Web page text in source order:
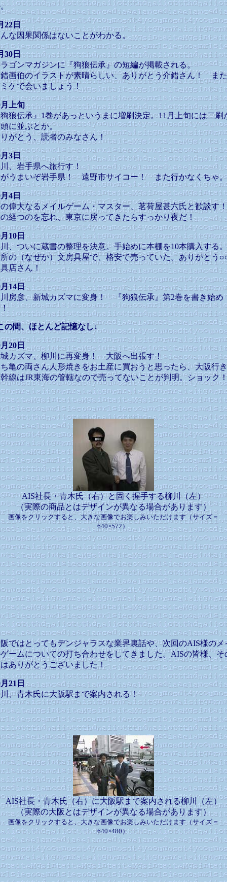
22日
な因果関係はないことがわかる。
30日
ゴンマガジンに『狗狼伝承』の短編が掲載される。
画伯のイラストが素晴らしい、ありがとう介錯さん！ また
ケで会いましょう！
上旬
狼伝承』1巻があっというまに増刷決定。11月上旬には二刷
に並ぶとか。
がとう、読者のみなさん！
3日
、岩手県へ旅行す！
うまいぞ岩手県！ 遠野市サイコー！ また行かなくちゃ。
4日
偉大なるメイルゲーム・マスター、茗荷屋甚六氏と歓談す！
経つのを忘れ、東京に戻ってきたらすっかり夜だ！
10日
、ついに蔵書の整理を決意。手始めに本棚を10本購入する。
の（なぜか）文房具屋で、格安で売っていた。ありがとう
店さん！
14日
房彦、新城カズマに変身！ 『狗狼伝承』第2巻を書き始め
の間、ほとんど記憶なし↓
20日
カズマ、柳川に再変身！ 大阪へ出張す！
亀の両さん人形焼きをお土産に買おうと思ったら、大阪行き
線はJR東海の管轄なので売ってないことが判明。ショック
AIS社長・青木氏（右）と固く握手する柳川（左）
（実際の商品とはデザインが異なる場合があります）
画像をクリックすると、大きな画像でお楽しみいただけます（サイズ＝
640×572）
ではとってもデンジャラスな業界裏話や、次回のAIS様のメ
ームについての打ち合わせをしてきました。AISの皆様、そ
ありがとうございました！
21日
、青木氏に大阪駅まで案内される！
AIS社長・青木氏（右）に大阪駅まで案内される柳川（左）
（実際の大阪とはデザインが異なる場合があります）
画像をクリックすると、大きな画像でお楽しみいただけます（サイズ＝
640×480）